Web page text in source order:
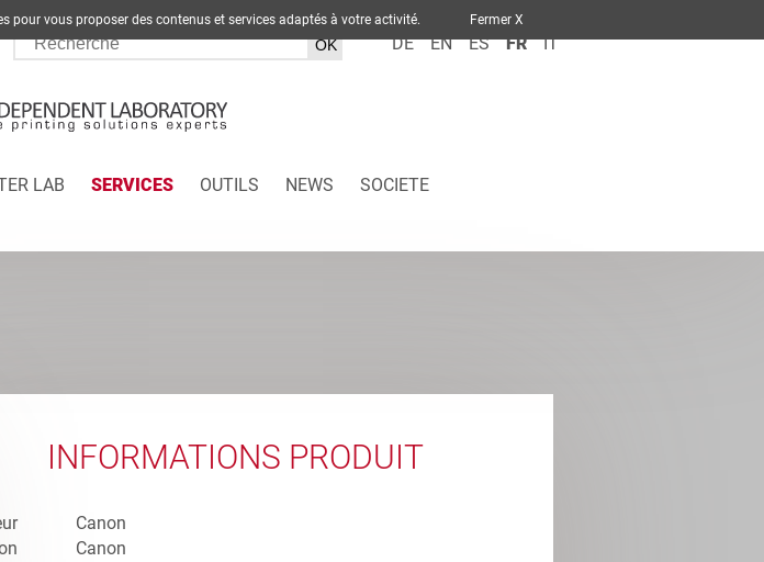
DE EN ES FR IT
LAB SERVICES OUTILS NEWS SOCIETE
INFORMATIONS PRODUIT
Canon
Canon
pour vous proposer des contenus et services adaptés à votre activité. Fermer X